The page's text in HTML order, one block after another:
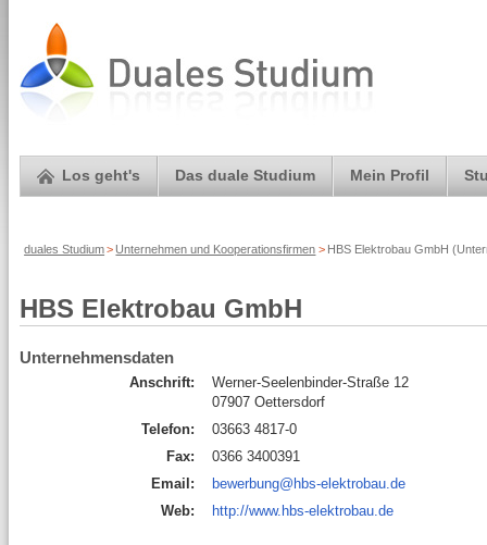
Los geht's Das duale Studium Mein Profil
duales Studium> Unternehmen und Kooperationsfirmen > HBS Elektrobau GmbH
HBS Elektrobau GmbH
Unternehmensdaten
Anschrift:
Werner-Seelenbinder-Straße 12
07907 Oettersdorf
Telefon:
03663 4817-0
Fax:
0366 3400391
Email:
bewerbung@hbs-elektrobau.de
Web:
http://www.hbs-elektrobau.de